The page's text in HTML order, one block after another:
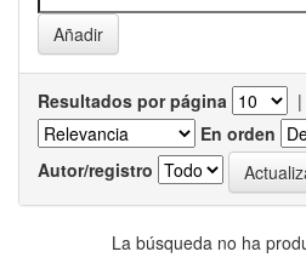
Resultados por página |
En orden
Autor/registro
La búsqueda no ha